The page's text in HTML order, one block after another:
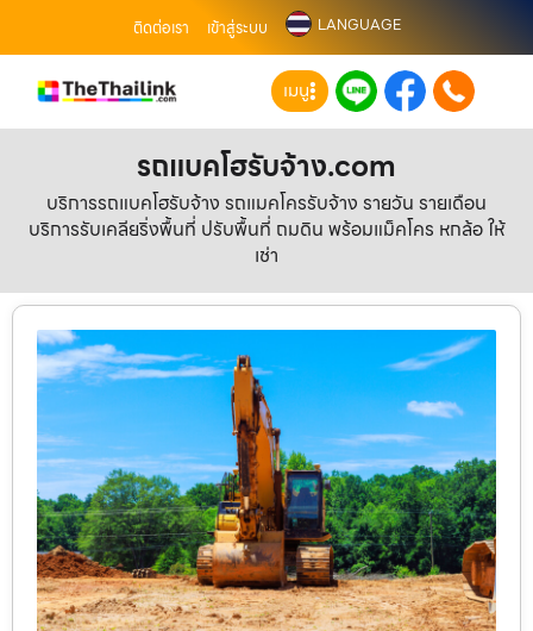
ติดต่อเรา เข้าสู่ระบบ LANGUAGE
เมนู
รถแบคโฮรับจ้าง.com
บริการรถแบคโฮรับจ้าง รถแมคโครรับจ้าง รายวัน รายเดือน
บริการรับเคลียริ่งพื้นที่ ปรับพื้นที่ ถมดิน พร้อมแม็คโคร หกล้อ ให้
เช่า